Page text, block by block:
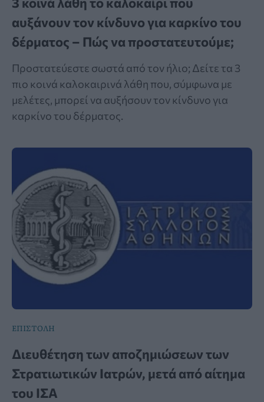
αυξάνουν τον κίνδυνο για καρκίνο του
δέρματος – Πώς να προστατευτούμε;
Προστατεύεστε σωστά από τον ήλιο; Δείτε τα 3
πιο κοινά καλοκαιρινά λάθη που, σύμφωνα με
μελέτες, μπορεί να αυξήσουν τον κίνδυνο για
καρκίνο του δέρματος.
ΕΠΙΣΤΟΛΗ
Διευθέτηση των αποζημιώσεων των
Στρατιωτικών Ιατρών, μετά από αίτημα
του ΙΣΑ